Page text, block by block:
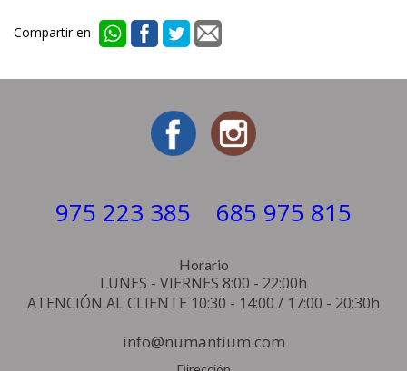
Compartir en
975 223 385 685 975 815
Horario
LUNES - VIERNES 8:00 - 22:00h
ATENCIÓN AL CLIENTE 10:30 - 14:00 / 17:00 - 20:30h
info@numantium.com